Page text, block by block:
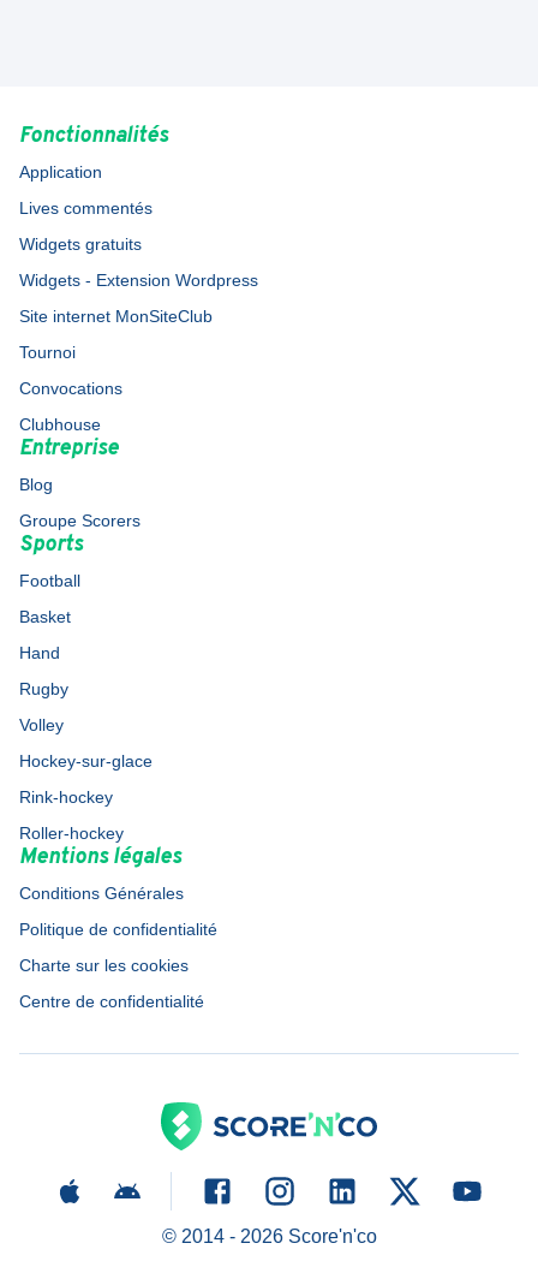
Fonctionnalités
Application
Lives commentés
Widgets gratuits
Widgets - Extension Wordpress
Site internet MonSiteClub
Tournoi
Convocations
Clubhouse
Entreprise
Blog
Groupe Scorers
Sports
Football
Basket
Hand
Rugby
Volley
Hockey-sur-glace
Rink-hockey
Roller-hockey
Mentions légales
Conditions Générales
Politique de confidentialité
Charte sur les cookies
Centre de confidentialité
© 2014 - 2026Score'n'co